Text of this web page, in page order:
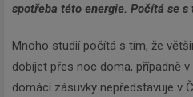
spotřeba této energie. Počítá se s
Mnoho studií počítá s tím, že
dobíjet přes noc doma, případně
domácí zásuvky nepředstavuje v
informace,